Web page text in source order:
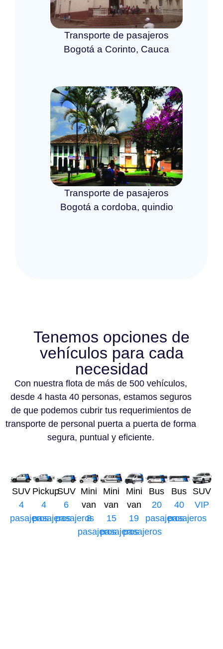
Transporte de pasajeros
Bogotá a Corinto, Cauca
Transporte de pasajeros
Bogotá a cordoba, quindio
Tenemos opciones de
vehículos para cada
necesidad
Con nuestra flota de más de 500 vehículos,
desde 4 hasta 40 personas, estamos seguros
de que podemos cubrir tus requerimientos de
transporte de personal puerta a puerta de forma
segura, puntual y eficiente.
SUV
4
pasajeros
Pickup
4
pasajeros
SUV
6
pasajeros
Mini
van
8
pasajeros
Mini
van
15
pasajeros
Mini
van
19
pasajeros
Bus
20
pasajeros
Bus
40
pasajeros
SUV
VIP